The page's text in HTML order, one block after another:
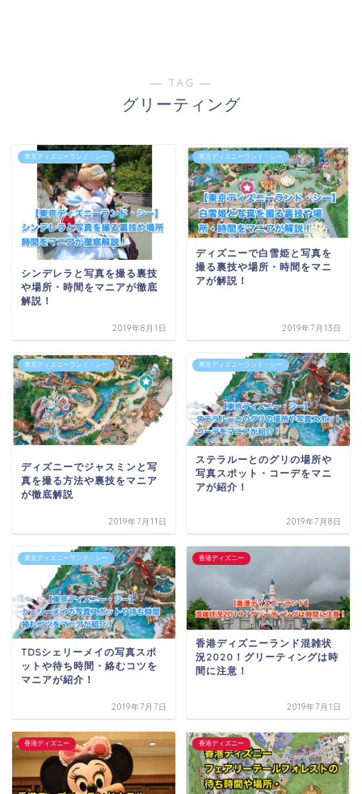
― TAG ―
グリーティング
東京ディズニーランド・シー
シンデレラと写真を撮る裏技
や場所・時間をマニアが徹底
解説！
2019年8月1日
東京ディズニーランド・シー
ディズニーで白雪姫と写真を
撮る裏技や場所・時間をマニ
アが解説！
2019年7月13日
東京ディズニーランド・シー
ディズニーでジャスミンと写
真を撮る方法や裏技をマニア
が徹底解説
2019年7月11日
東京ディズニーランド・シー
ステラルーとのグリの場所や
写真スポット・コーデをマニ
アが紹介！
2019年7月8日
東京ディズニーランド・シー
TDSシェリーメイの写真スポ
ットや待ち時間・絡むコツを
マニアが紹介！
2019年7月7日
香港ディズニー
香港ディズニーランド混雑状
況2020！グリーティングは時
間に注意！
2019年7月1日
香港ディズニー 香港ディズニー